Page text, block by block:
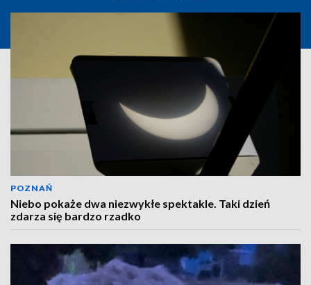
POZNAŃ
Niebo pokaże dwa niezwykłe spektakle. Taki dzień
zdarza się bardzo rzadko